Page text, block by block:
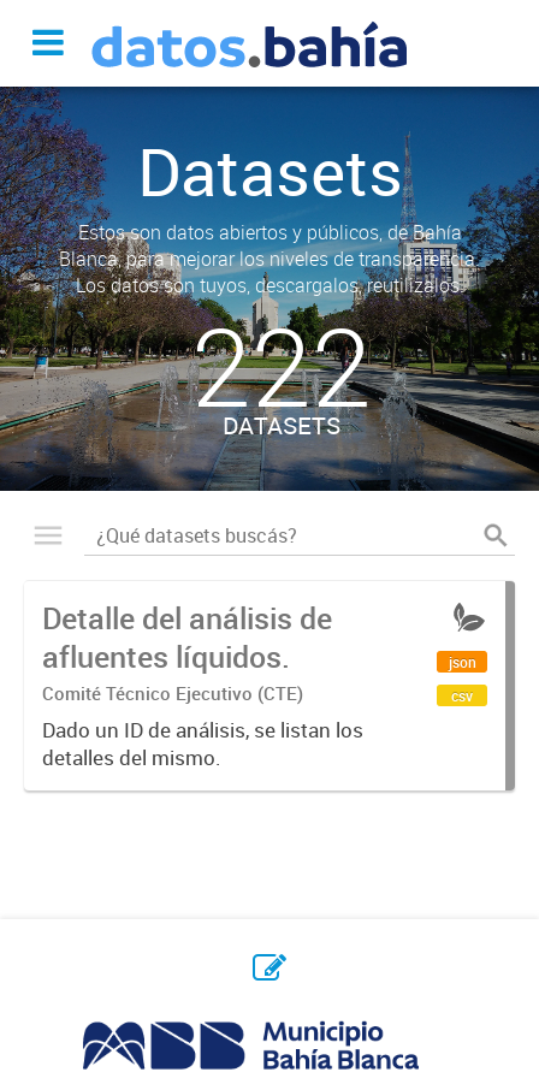
Datasets
Estos son datos abiertos y públicos, de Bahía
Blanca, para mejorar los niveles de transparencia.
Los datos son tuyos, descargalos, reutilizalos.
222
DATASETS
Detalle del análisis de
afluentes líquidos.
Comité Técnico Ejecutivo (CTE)
Dado un ID de análisis, se listan los
detalles del mismo.
json
csv